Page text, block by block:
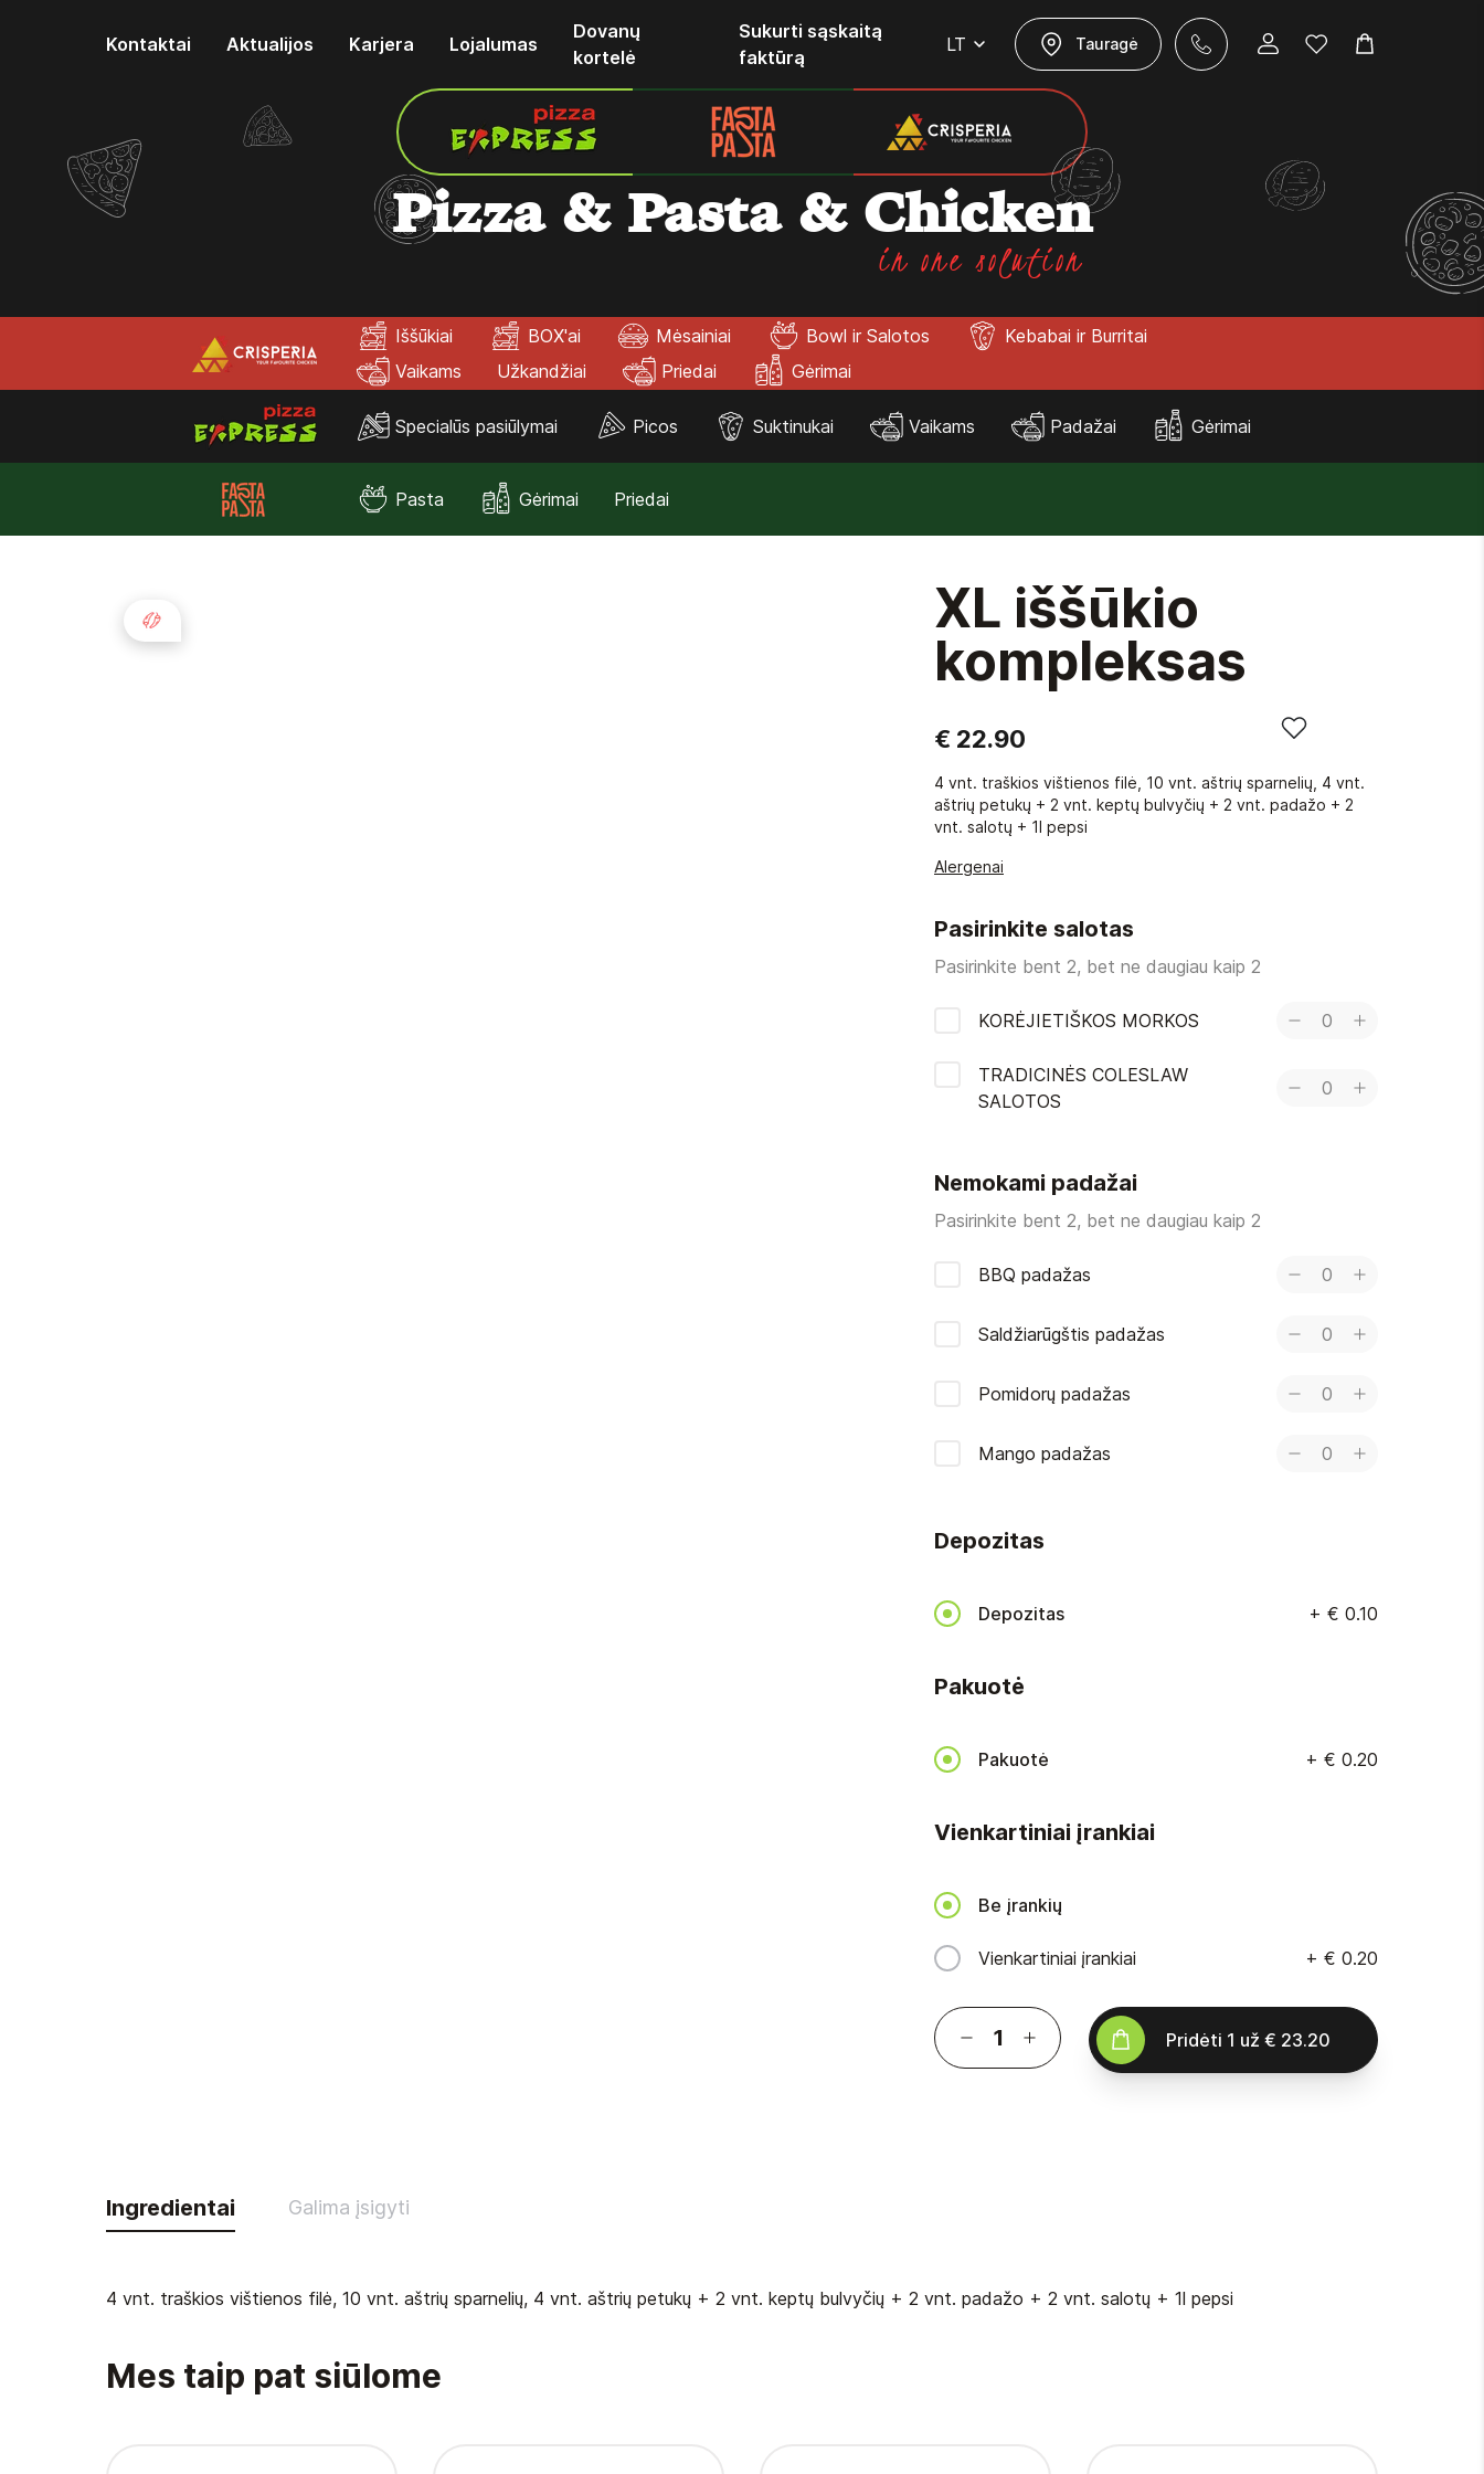
Kontaktai Aktualijos Karjera Lojalumas
Dovanų
kortelė
Sukurti sąskaitą
faktūrą
LT Tauragė
Pizza & Pasta & Chicken
in one solution
Iššūkiai BOX'ai Mėsainiai Bowl ir Salotos
Kebabai ir Burritai
Vaikams
Užkandžiai Priedai Gėrimai
Specialūs pasiūlymai Picos Suktinukai Vaikams Padažai Gėrimai
Pasta Gėrimai Priedai
XL iššūkio
kompleksas
€ 22.90
4 vnt. traškios vištienos filė, 10 vnt. aštrių sparnelių, 4 vnt.
aštrių petukų + 2 vnt. keptų bulvyčių + 2 vnt. padažo + 2
vnt. salotų + 1l pepsi
Alergenai
Pasirinkite salotas
Pasirinkite bent 2, bet ne daugiau kaip 2
KORĖJIETIŠKOS MORKOS 0
TRADICINĖS COLESLAW
SALOTOS
0
Nemokami padažai
Pasirinkite bent 2, bet ne daugiau kaip 2
BBQ padažas 0
Saldžiarūgštis padažas 0
Pomidorų padažas 0
Mango padažas 0
Depozitas
Depozitas + € 0.10
Pakuotė
Pakuotė + € 0.20
Vienkartiniai įrankiai
Be įrankių
Vienkartiniai įrankiai + € 0.20
Pridėti 1 už € 23.20
Ingredientai Galima įsigyti
4 vnt. traškios vištienos filė, 10 vnt. aštrių sparnelių, 4 vnt. aštrių petukų + 2 vnt. keptų bulvyčių + 2 vnt. padažo + 2 vnt. salotų + 1l pepsi
Mes taip pat siūlome